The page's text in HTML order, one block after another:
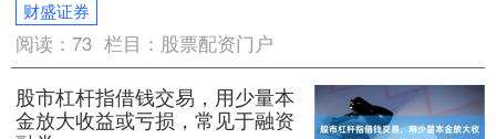
财盛证券
阅读：73 栏目： 股票配资门户
股市杠杆指借钱交易，用少量本
金放大收益或亏损，常见于融资